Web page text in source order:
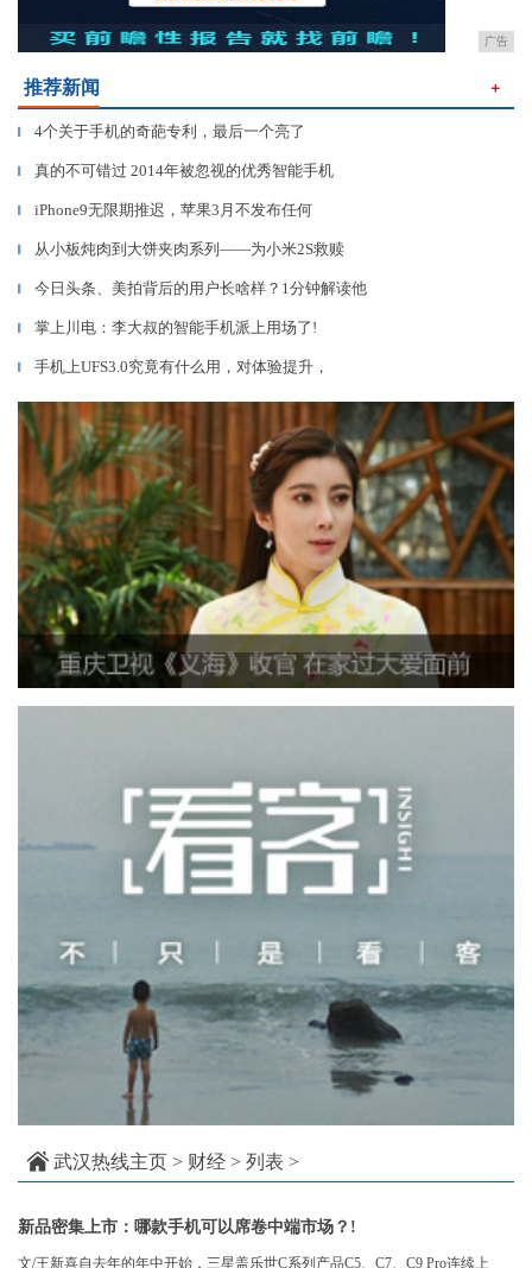
广告
推荐新闻 ＋
▎ 4个关于手机的奇葩专利，最后一个亮了
▎ 真的不可错过 2014年被忽视的优秀智能手机
▎ iPhone9无限期推迟，苹果3月不发布任何
▎ 从小板炖肉到大饼夹肉系列——为小米2S救赎
▎ 今日头条、美拍背后的用户长啥样？1分钟解读他
▎ 掌上川电：李大叔的智能手机派上用场了!
▎ 手机上UFS3.0究竟有什么用，对体验提升，
武汉热线主页 > 财经 > 列表 >
新品密集上市：哪款手机可以席卷中端市场？!
文/王新喜自去年的年中开始，三星盖乐世C系列产品C5、C7、C9 Pro连续上